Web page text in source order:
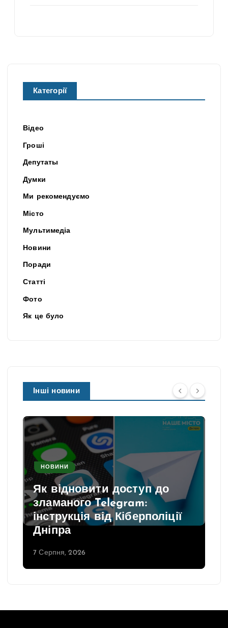
Категорії
Відео
Гроші
Депутаты
Думки
Ми рекомендуємо
Місто
Мультимедіа
Новини
Поради
Статті
Фото
Як це було
Інші новини
НОВИНИ
Як відновити доступ до
зламаного Telegram:
інструкція від Кіберполіції
Дніпра
7 Серпня, 2026